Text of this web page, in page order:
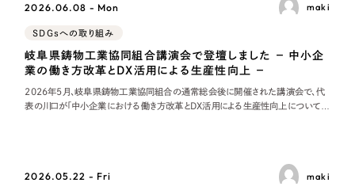
2026.06.08 - Mon maki
SDGsへの取り組み
岐阜県鋳物工業協同組合講演会で登壇しました − 中小企
業の働き方改革とDX活用による生産性向上 −
2026年5月、岐阜県鋳物工業協同組合の通常総会後に開催された講演会で、代
表の川口が「中小企業における働き方改革とDX活用による生産性向上について」
2026.05.22 - Fri maki